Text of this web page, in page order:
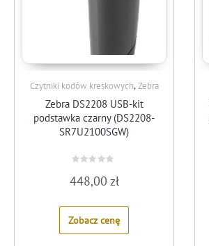
Czytniki kodów kreskowych,Zebra
Zebra DS2208 USB-kit
podstawka czarny (DS2208-
SR7U2100SGW)
0
out
5
448,00 zł
Zobacz cenę